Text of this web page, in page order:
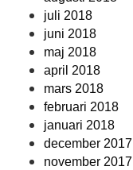
juli 2018
juni 2018
maj 2018
april 2018
mars 2018
februari 2018
januari 2018
december 2017
november 2017